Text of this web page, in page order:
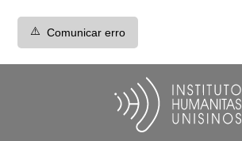
⚠️ Comunicar erro